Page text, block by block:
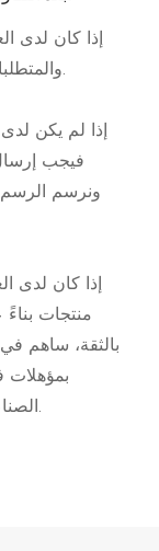
إذا كان لدى
والمتطلبات الخاصة، فيمكننا صنع القالب وفقًا للرسم.
فيجب إرسال
ونرسم الرسم
منتجات
بمؤهلات
الصناعة، وتزويد العملاء باقتراحات تصميم متقدمة.